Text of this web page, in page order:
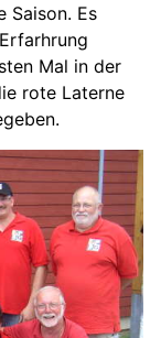
Saison. Es
Mal in der
rote Laterne